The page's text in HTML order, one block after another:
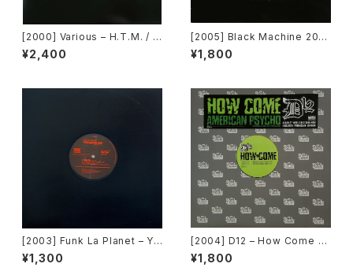
[2000] Various – H.T.M. / B
ack To "Disco" Request 0
0.00.13 [Avex Trax]
¥2,400
[2005] Black Machine 200
5 – One, Two, Three, Four
(How Gee) [PLM Records]
¥1,800
[2003] Funk La Planet – Yo
u Gave Me Love (Funk La
Planet 007)[Funk La Plane
¥1,300
[2004] D12 – How Come /
American Psycho [Shady R
ecords][PROMO]
¥1,800